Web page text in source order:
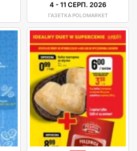
4 -11 СЕРП. 2026
ГАЗЕТКА POLOMARKET